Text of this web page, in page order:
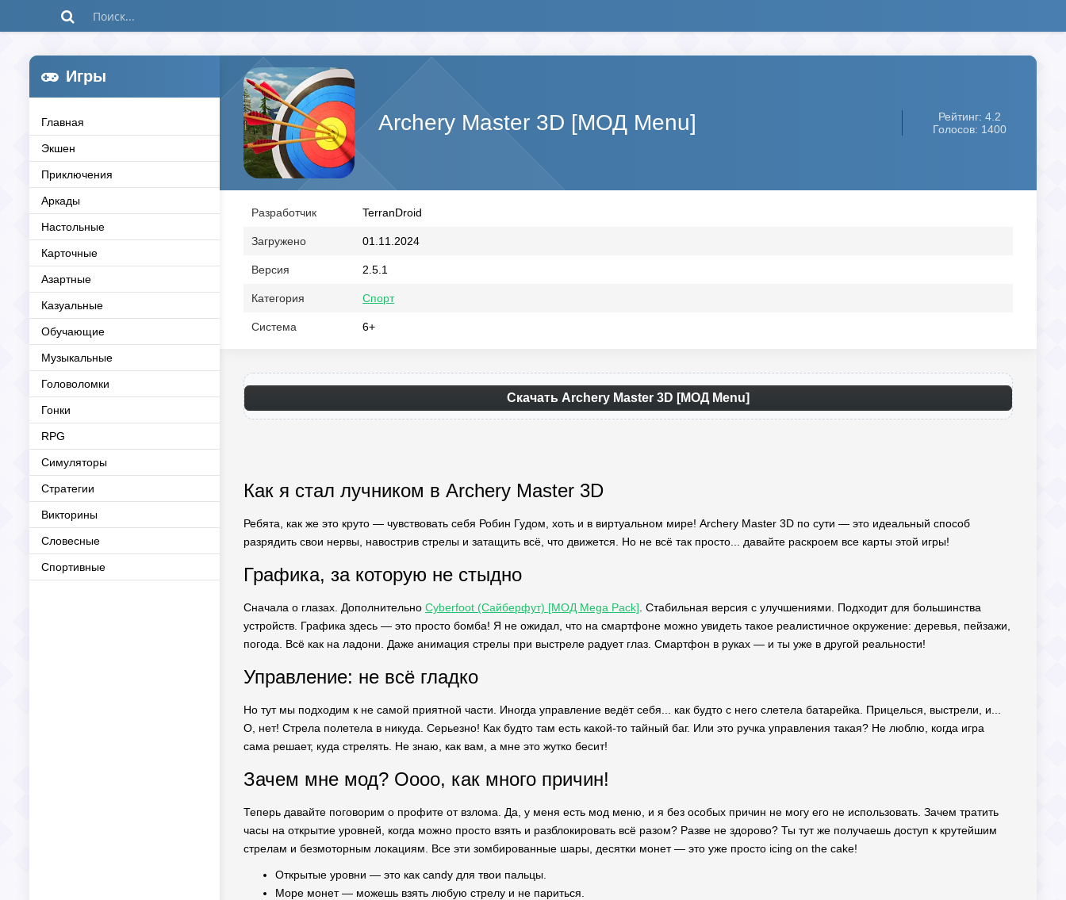
Игры
Главная
Экшен
Приключения
Аркады
Настольные
Карточные
Азартные
Казуальные
Обучающие
Музыкальные
Головоломки
Гонки
RPG
Симуляторы
Стратегии
Викторины
Словесные
Спортивные
Archery Master 3D [МОД Menu]
Рейтинг: 4.2
Голосов: 1400
Разработчик TerranDroid
Загружено 01.11.2024
Версия 2.5.1
Категория Спорт
Система 6+
Скачать Archery Master 3D [МОД Menu]
Как я стал лучником в Archery Master 3D
Ребята, как же это круто — чувствовать себя Робин Гудом, хоть и в виртуальном мире! Archery Master 3D по сути — это идеальный способ
разрядить свои нервы, навострив стрелы и затащить всё, что движется. Но не всё так просто... давайте раскроем все карты этой игры!
Графика, за которую не стыдно
Сначала о глазах. Дополнительно Cyberfoot (Сайберфут) [МОД Mega Pack] . Стабильная версия с улучшениями. Подходит для большинства
устройств. Графика здесь — это просто бомба! Я не ожидал, что на смартфоне можно увидеть такое реалистичное окружение: деревья, пейзажи,
погода. Всё как на ладони. Даже анимация стрелы при выстреле радует глаз. Смартфон в руках — и ты уже в другой реальности!
Управление: не всё гладко
Но тут мы подходим к не самой приятной части. Иногда управление ведёт себя... как будто с него слетела батарейка. Прицелься, выстрели, и...
О, нет! Стрела полетела в никуда. Серьезно! Как будто там есть какой-то тайный баг. Или это ручка управления такая? Не люблю, когда игра
сама решает, куда стрелять. Не знаю, как вам, а мне это жутко бесит!
Зачем мне мод? Оооо, как много причин!
Теперь давайте поговорим о профите от взлома. Да, у меня есть мод меню, и я без особых причин не могу его не использовать. Зачем тратить
часы на открытие уровней, когда можно просто взять и разблокировать всё разом? Разве не здорово? Ты тут же получаешь доступ к крутейшим
стрелам и безмоторным локациям. Все эти зомбированные шары, десятки монет — это уже просто icing on the cake!
Открытые уровни — это как candy для твои пальцы.
Море монет — можешь взять любую стрелу и не париться.